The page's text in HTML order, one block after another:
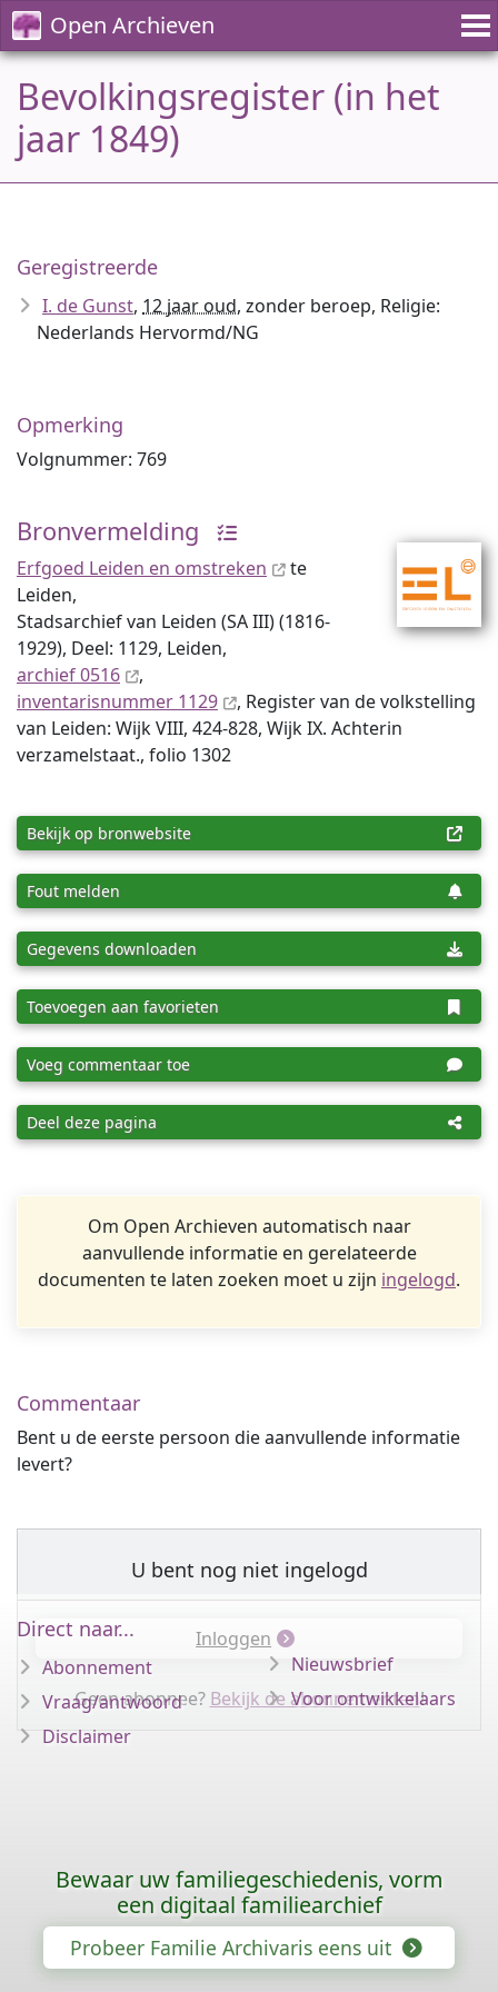
Open Archieven
Bevolkingsregister (in het
jaar 1849)
Geregistreerde
I. de Gunst, 12 jaar oud, zonder beroep, Religie:
Nederlands Hervormd/NG
Opmerking
Volgnummer: 769
Bronvermelding
Erfgoed Leiden en omstreken
te
Leiden,
Stadsarchief van Leiden (SA III) (1816-
1929), Deel: 1129, Leiden,
archief 0516
,
inventaris­num­mer 1129
, Register van de volkstelling
van Leiden: Wijk VIII, 424-828, Wijk IX. Achterin
verzamelstaat., folio 1302
Bekijk op bronwebsite
Fout melden
Gegevens downloaden
Toevoegen aan favorieten
Voeg commentaar toe
Deel deze pagina
Om Open Archieven automatisch naar
aanvullende informatie en gerelateerde
documenten te laten zoeken moet u zijn ingelogd.
Commentaar
Bent u de eerste persoon die aanvullende informatie
levert?
U bent nog niet ingelogd
Inloggen
Geen abonnee? Bekijk de abonnementen!
Direct naar...
Abonnement
Vraag/antwoord
Disclaimer
Nieuwsbrief
Voor ontwikkelaars
Bewaar uw familiegeschiedenis, vorm
een digitaal familiearchief
Probeer Familie Archivaris eens uit